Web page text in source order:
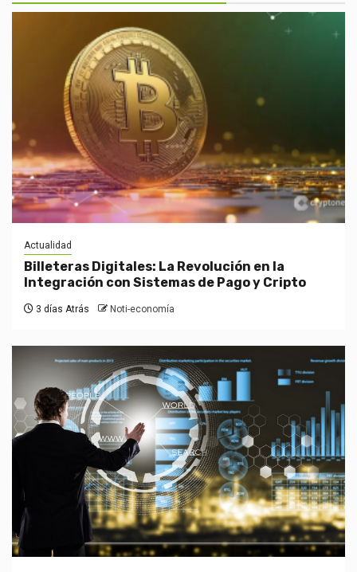
Actualidad
Billeteras Digitales: La Revolución en la
Integración con Sistemas de Pago y Cripto
3 días Atrás Noti-economía